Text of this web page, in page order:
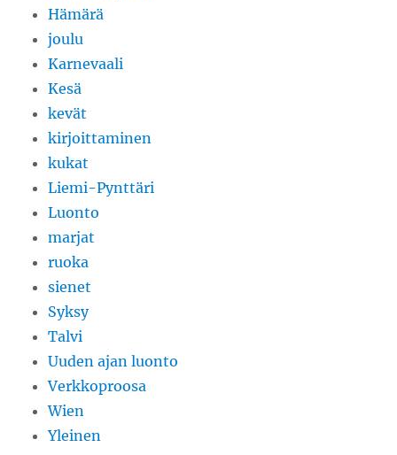
Hämärä
joulu
Karnevaali
Kesä
kevät
kirjoittaminen
kukat
Liemi-Pynttäri
Luonto
marjat
ruoka
sienet
Syksy
Talvi
Uuden ajan luonto
Verkkoproosa
Wien
Yleinen